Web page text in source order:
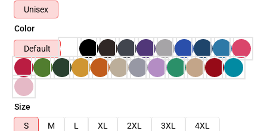
Unisex
Color
Default
Size
S
M L XL 2XL 3XL
4XL